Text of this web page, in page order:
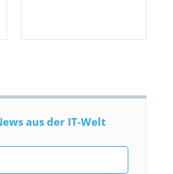
aus der IT-Welt